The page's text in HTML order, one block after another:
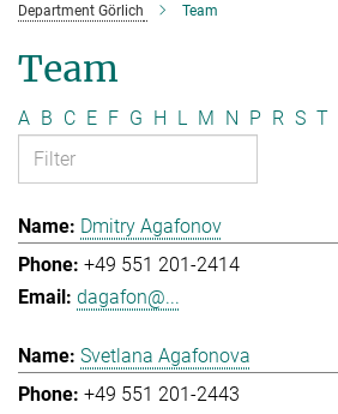
Department Görlich Team
Team
A B C E F G H L M N P R S T
Dmitry Agafonov
+49 551 201-2414
dagafon@...
Svetlana Agafonova
+49 551 201-2443